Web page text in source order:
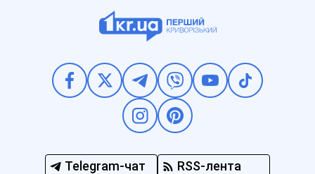
Telegram-чат RSS-лента